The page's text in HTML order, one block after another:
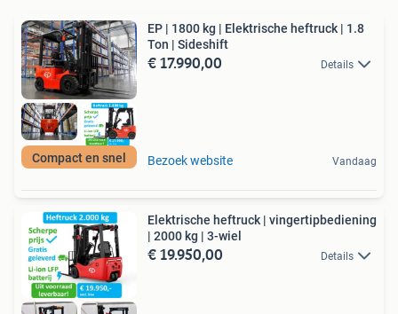
Compact en snel
EP | 1800 kg | Elektrische heftruck | 1.8
Ton | Sideshift
€ 17.990,00 Details
Bezoek website Vandaag
Elektrische heftruck | vingertipbediening
| 2000 kg | 3-wiel
€ 19.950,00 Details